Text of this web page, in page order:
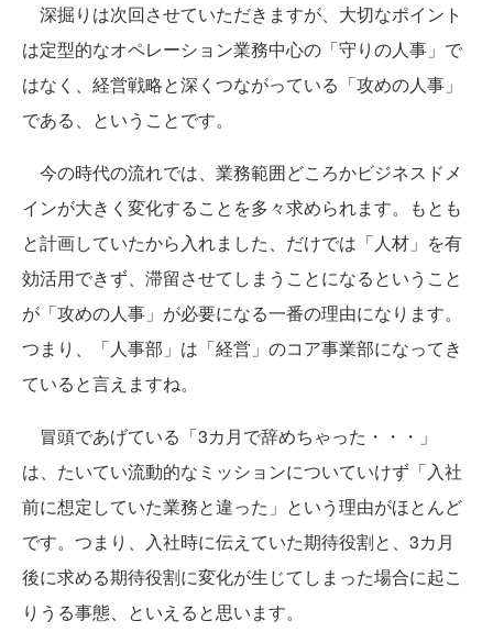
深掘りは次回させていただきますが、大切なポイント
は定型的なオペレーション業務中心の「守りの人事」で
はなく、経営戦略と深くつながっている「攻めの人事」
である、ということです。
今の時代の流れでは、業務範囲どころかビジネスドメ
インが大きく変化することを多々求められます。もとも
と計画していたから入れました、だけでは「人材」を有
効活用できず、滞留させてしまうことになるということ
が「攻めの人事」が必要になる一番の理由になります。
つまり、「人事部」は「経営」のコア事業部になってき
ていると言えますね。
冒頭であげている「3カ月で辞めちゃった・・・」
は、たいてい流動的なミッションについていけず「入社
前に想定していた業務と違った」という理由がほとんど
です。つまり、入社時に伝えていた期待役割と、3カ月
後に求める期待役割に変化が生じてしまった場合に起こ
りうる事態、といえると思います。